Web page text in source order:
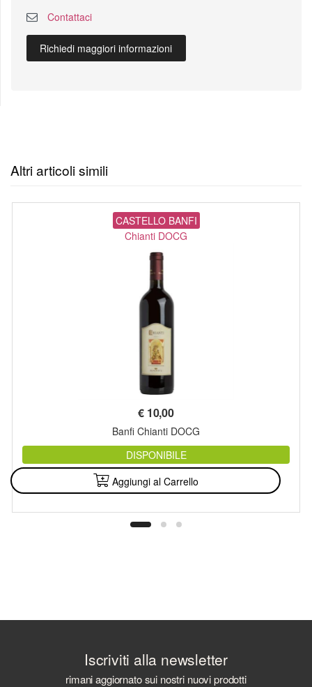
Contattaci
Richiedi maggiori informazioni
Altri articoli simili
CASTELLO BANFI
Chianti DOCG
€ 10,00
Banfi Chianti DOCG
DISPONIBILE
Aggiungi al Carrello
Iscriviti alla newsletter
rimani aggiornato sui nostri nuovi prodotti